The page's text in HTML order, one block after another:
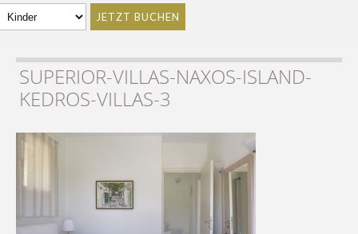
JETZT BUCHEN
SUPERIOR-VILLAS-NAXOS-ISLAND-
KEDROS-VILLAS-3